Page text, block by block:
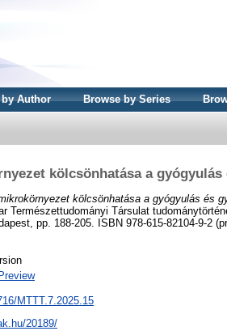
Author Browse by Series
kölcsönhatása a
kölcsönhatása a gyógyulás és
Természettudományi Társulat
pp. 188-205. ISBN 978-615-82104-9-2
Preview
MTTT.7.2025.15
20189/